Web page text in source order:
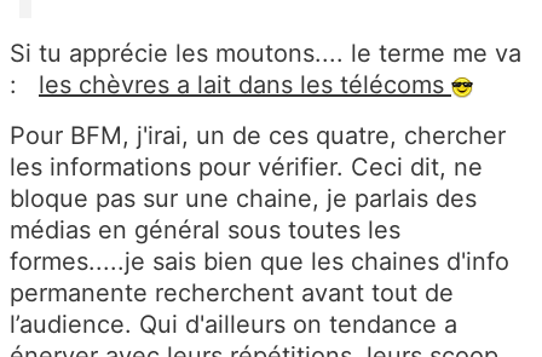
Si tu apprécie les moutons.... le terme me va
: les chèvres a lait dans les télécoms
Pour BFM, j'irai, un de ces quatre, chercher
les informations pour vérifier. Ceci dit, ne
bloque pas sur une chaine, je parlais des
médias en général sous toutes les
formes.....je sais bien que les chaines d'info
permanente recherchent avant tout de
l’audience. Qui d'ailleurs on tendance a